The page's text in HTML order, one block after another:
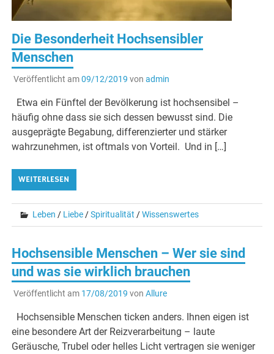
Die Besonderheit Hochsensibler
Menschen
Veröffentlicht am09/12/2019 von admin
Etwa ein Fünftel der Bevölkerung ist hochsensibel –
häufig ohne dass sie sich dessen bewusst sind. Die
ausgeprägte Begabung, differenzierter und stärker
wahrzunehmen, ist oftmals von Vorteil. Und in […]
WEITERLESEN
Leben / Liebe/Spiritualität /Wissenswertes
Hochsensible Menschen – Wer sie sind
und was sie wirklich brauchen
Veröffentlicht am 17/08/2019 von Allure
Hochsensible Menschen ticken anders. Ihnen eigen ist
eine besondere Art der Reizverarbeitung – laute
Geräusche, Trubel oder helles Licht vertragen sie weniger